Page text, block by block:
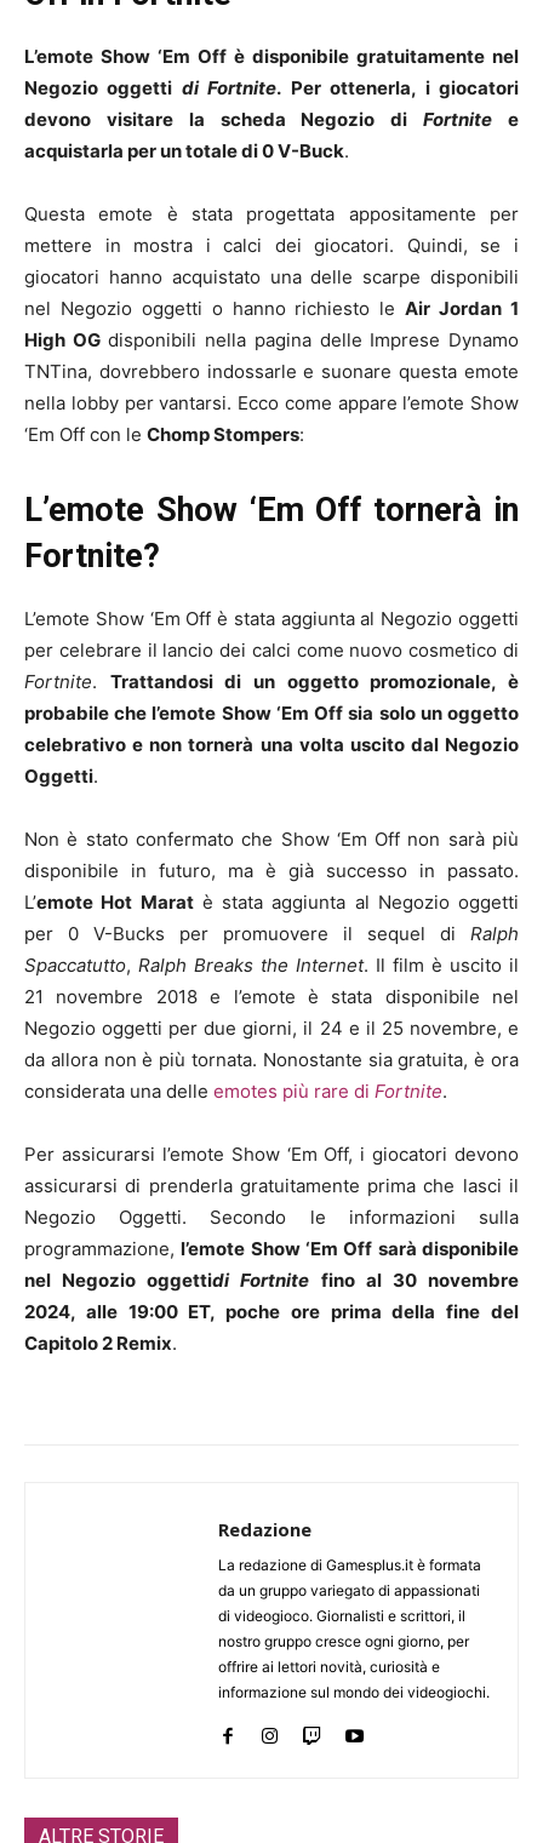
L’emote Show ‘Em Off è disponibile gratuitamente nel
Negozio oggetti di Fortnite. Per ottenerla, i giocatori
devono visitare la scheda Negozio diFortnite e
acquistarla per un totale di 0 V-Buck.
Questa emote è stata progettata appositamente per
mettere in mostra i calci dei giocatori. Quindi, se i
giocatori hanno acquistato una delle scarpe disponibili
nel Negozio oggetti o hanno richiesto leAir Jordan 1
High OGdisponibili nella pagina delle Imprese Dynamo
TNTina, dovrebbero indossarle e suonare questa emote
nella lobby per vantarsi. Ecco come appare l’emote Show
‘Em Off con le Chomp Stompers:
L’emote Show ‘Em Off tornerà in
Fortnite?
L’emote Show ‘Em Off è stata aggiunta al Negozio oggetti
per celebrare il lancio dei calci come nuovo cosmetico di
Fortnite. Trattandosi di un oggetto promozionale, è
probabile che l’emote Show ‘Em Off sia solo un oggetto
celebrativo e non tornerà una volta uscito dal Negozio
Oggetti.
Non è stato confermato che Show ‘Em Off non sarà più
disponibile in futuro, ma è già successo in passato.
L’emote Hot Maratè stata aggiunta al Negozio oggetti
per 0 V-Bucks per promuovere il sequel di Ralph
Spaccatutto, Ralph Breaks the Internet. Il film è uscito il
21 novembre 2018 e l’emote è stata disponibile nel
Negozio oggetti per due giorni, il 24 e il 25 novembre, e
da allora non è più tornata. Nonostante sia gratuita, è ora
considerata una delle emotes più rare di Fortnite.
Per assicurarsi l’emote Show ‘Em Off, i giocatori devono
assicurarsi di prenderla gratuitamente prima che lasci il
Negozio Oggetti. Secondo le informazioni sulla
programmazione,l’emote Show ‘Em Off sarà disponibile
nel Negozio oggettidi Fortnite fino al 30 novembre
2024, alle 19:00 ET, poche ore prima della fine del
Capitolo 2 Remix.
Redazione
La redazione di Gamesplus.it è formata
da un gruppo variegato di appassionati
di videogioco. Giornalisti e scrittori, il
nostro gruppo cresce ogni giorno, per
offrire ai lettori novità, curiosità e
informazione sul mondo dei videogiochi.
ALTRE STORIE